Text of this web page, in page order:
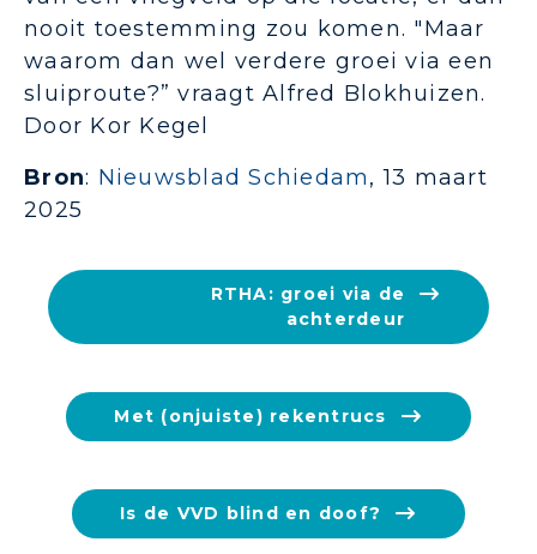
nooit toestemming zou komen. "Maar
waarom dan wel verdere groei via een
sluiproute?” vraagt Alfred Blokhuizen.
Door Kor Kegel
Bron: Nieuwsblad Schiedam, 13 maart
2025
RTHA: groei via de
achterdeur
Met (onjuiste) rekentrucs
Is de VVD blind en doof?